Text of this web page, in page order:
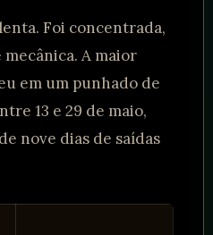
Foi concentrada,
A maior
em um punhado de
13 e 29 de maio,
nove dias de saídas